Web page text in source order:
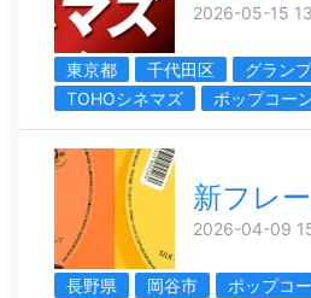
2026-05-15
東京都 千代田区
グラン
TOHOシネマズ
ポップコー
新フレ
2026-04-09
長野県 岡谷市 ポップコ